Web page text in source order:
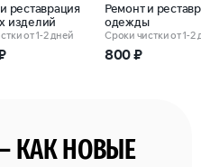
реставрация
изделий
от 1-2 дней
Ремонт и
одежды
Сроки чистки от 1-2
800₽
КАК НОВЫЕ